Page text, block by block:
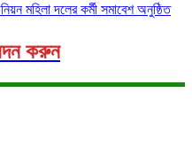
মহিলা দলের কর্মী সমাবেশ অনুষ্ঠিত
করুন